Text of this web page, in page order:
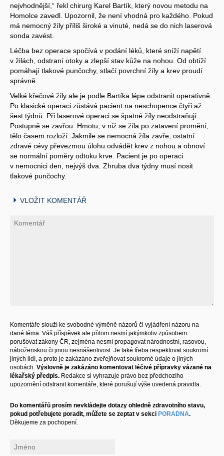
nejvhodnější,“ řekl chirurg Karel Bartík, který novou metodu na
Homolce zavedl. Upozornil, že není vhodná pro každého. Pokud
má nemocný žíly příliš široké a vinuté, nedá se do nich laserová
sonda zavést.
Léčba bez operace spočívá v podání léků, které sníží napětí
v žilách, odstraní otoky a zlepší stav kůže na nohou. Od obtíží
pomáhají tlakové punčochy, stlačí povrchní žíly a krev proudí
správně.
Velké křečové žíly ale je podle Bartíka lépe odstranit operativně.
Po klasické operaci zůstává pacient na neschopence čtyři až
šest týdnů. Při laserové operaci se špatné žíly neodstraňují.
Postupně se zavřou. Hmotu, v niž se žíla po zatavení promění,
tělo časem rozloží. Jakmile se nemocná žíla zavře, ostatní
zdravé cévy převezmou úlohu odvádět krev z nohou a obnoví
se normální poměry odtoku krve. Pacient je po operaci
v nemocnici den, nejvýš dva. Zhruba dva týdny musí nosit
tlakové punčochy.
VLOŽIT KOMENTÁŘ
Komentáře slouží ke svobodné výměně názorů či vyjádření názoru na
dané téma. Váš příspěvek ale přitom nesmí jakýmkoliv způsobem
porušovat zákony ČR, zejména nesmí propagovat národnostní, rasovou,
náboženskou či jinou nesnášenlivost. Je také třeba respektovat soukromí
jiných lidí, a proto je zakázáno zveřejňovat soukromé údaje o jiných
osobách. Výslovně je zakázáno komentovat léčivé přípravky vázané na
lékařský předpis. Redakce si vyhrazuje právo bez předchozího
upozornění odstranit komentáře, které porušují výše uvedená pravidla.
Do komentářů prosím nevkládejte dotazy ohledně zdravotního stavu,
pokud potřebujete poradit, můžete se zeptat v sekci PORADNA.
Děkujeme za pochopení.